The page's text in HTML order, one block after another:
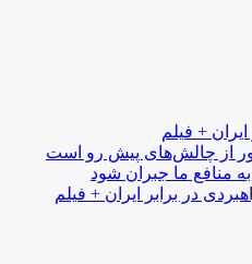
+ فیلم
از چالش‌های پیش رو است
منافع ما جبران شود
در برابر ایران + فیلم